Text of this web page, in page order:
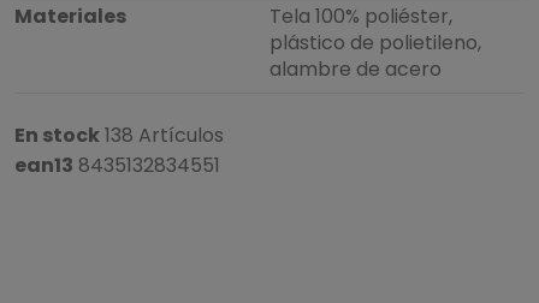
Materiales
Tela 100% poliéster,
plástico de polietileno,
alambre de acero
En stock138 Artículos
ean13 8435132834551